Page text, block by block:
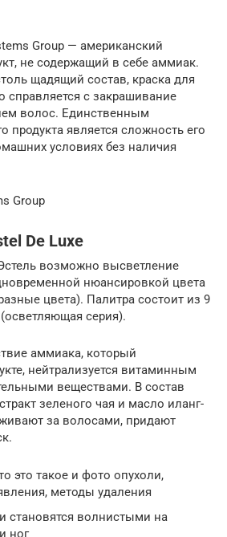
Group — американский
не содержащий в себе аммиак.
щадящий состав, краска для
справляется с закрашивание
волос. Единственным
продукта является сложность его
условиях без наличия
Group
De Luxe
возможно высветление
нюансировкой цвета
цвета). Палитра состоит из 9
серия).
аммиака, который
нейтрализуется витаминным
веществами. В состав
зеленого чая и масло иланг-
за волосами, придают
это такое и фото опухоли,
методы удаления
становятся волнистыми на
ног